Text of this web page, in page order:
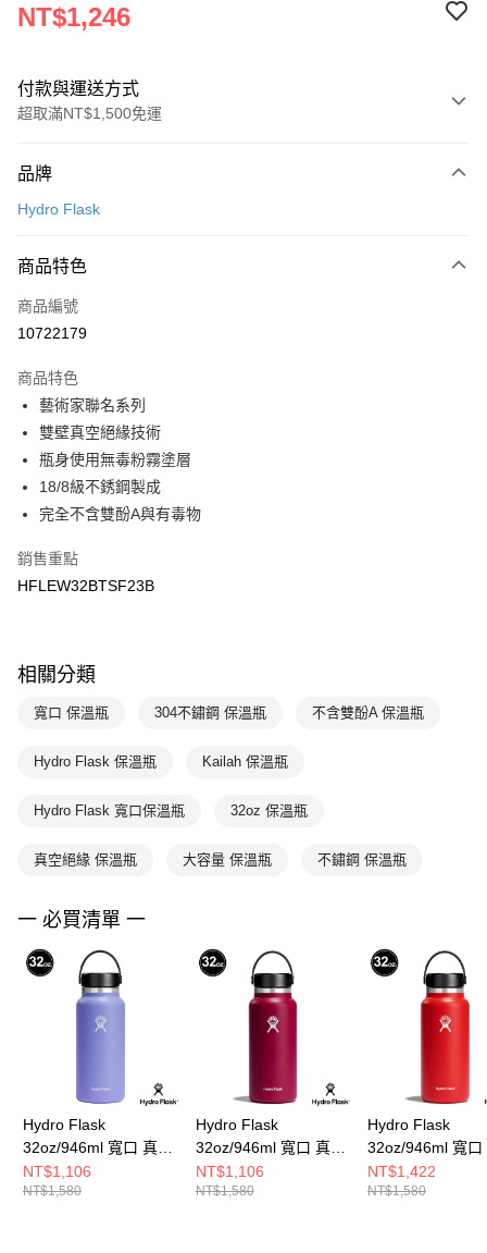
NT$1,246
付款與運送方式
超取滿NT$1,500免運
信用卡一次付款
Apple Pay
悠遊付
7-11取貨(快速到店)
每筆NT$100，滿NT$1,500(含以上)免運費
宅配-本島
每筆NT$100，滿NT$1,500(含以上)免運費
品牌
Hydro Flask
商品特色
商品編號
10722179
商品特色
藝術家聯名系列
雙壁真空絕緣技術
瓶身使用無毒粉霧塗層
18/8級不銹鋼製成
完全不含雙酚A與有毒物
銷售重點
HFLEW32BTSF23B
相關分類
寬口 保溫瓶 304不鏽鋼 保溫瓶 不含雙酚A 保溫瓶
Hydro Flask 保溫瓶 Kailah 保溫瓶
Hydro Flask 寬口保溫瓶 32oz 保溫瓶
真空絕緣 保溫瓶 大容量 保溫瓶 不鏽鋼 保溫瓶
一 必買清單 一
Hydro Flask
32oz/946ml 寬口 真空
提環 保溫瓶 紫藤花
NT$1,106
NT$1,580
Hydro Flask
32oz/946ml 寬口 真空
提環 保溫瓶 酒紅色
NT$1,106
NT$1,580
Hydro Flask
32oz/946ml 寬口
提環 保溫瓶 棗紅
NT$1,422
NT$1,580